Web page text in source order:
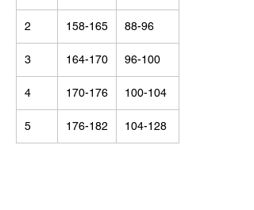
2 158-165 88-96
3 164-170 96-100
4 170-176 100-104
5 176-182 104-128